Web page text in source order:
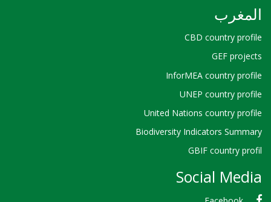
المغرب
CBD country profile
GEF projects
InforMEA country profile
UNEP country profile
United Nations country profile
Biodiversity Indicators Summary
GBIF country profil
Social Media